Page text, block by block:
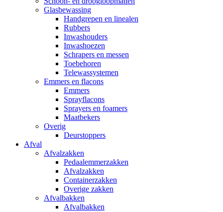
Glasbewassing
Handgrepen en linealen
Rubbers
Inwashouders
Inwashoezen
Schrapers en messen
Toebehoren
Telewassystemen
Emmers en flacons
Emmers
Sprayflacons
Sprayers en foamers
Maatbekers
Overig
Deurstoppers
Afval
Afvalzakken
Pedaalemmerzakken
Afvalzakken
Containerzakken
Overige zakken
Afvalbakken
Afvalbakken